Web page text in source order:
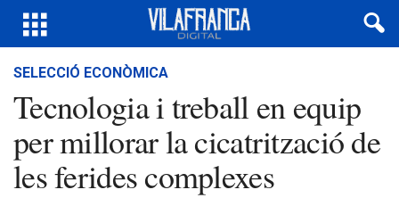
SELECCIÓ ECONÒMICA
Tecnologia i treball en equip
per millorar la cicatrització de
les ferides complexes